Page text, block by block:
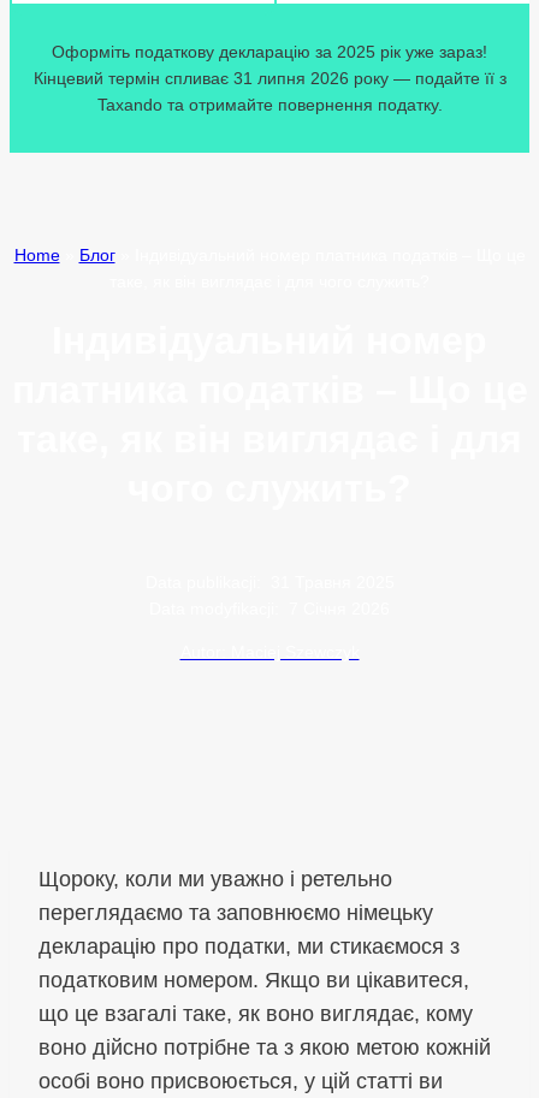
Оформіть податкову декларацію за 2025 рік уже зараз!
Кінцевий термін спливає 31 липня 2026 року — подайте її з
Taxando та отримайте повернення податку.
Home» Блог»
Щороку, коли ми уважно і ретельно
переглядаємо та заповнюємо німецьку
декларацію про податки, ми стикаємося з
податковим номером. Якщо ви цікавитеся,
що це взагалі таке, як воно виглядає, кому
воно дійсно потрібне та з якою метою кожній
особі воно присвоюється, у цій статті ви